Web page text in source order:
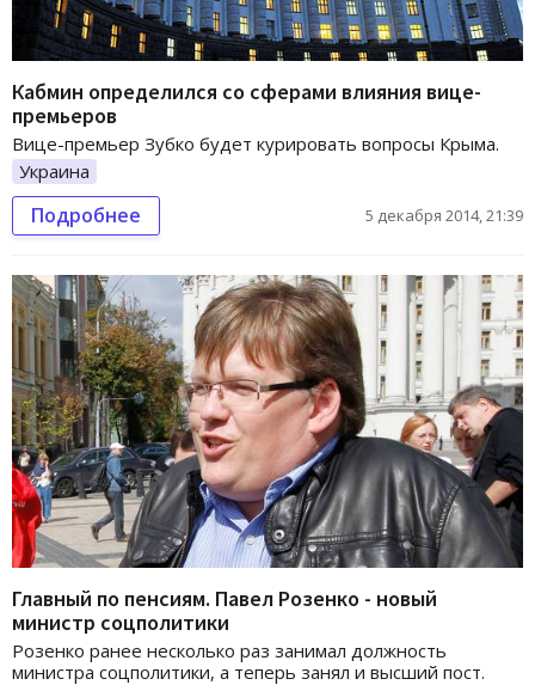
Кабмин определился со сферами влияния вице-
премьеров
Вице-премьер Зубко будет курировать вопросы Крыма.
Украина
Подробнее 5 декабря 2014, 21:39
Главный по пенсиям. Павел Розенко - новый
министр соцполитики
Розенко ранее несколько раз занимал должность
министра соцполитики, а теперь занял и высший пост.